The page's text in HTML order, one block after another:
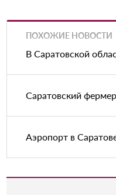
ПОХОЖИЕ НОВОСТИ
В Саратовской
Саратовский
Аэропорт в